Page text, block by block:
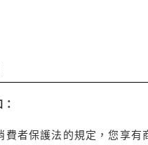
費者保護法的規定，您享